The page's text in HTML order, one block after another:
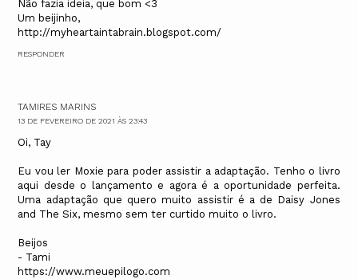
Não fazia ideia, que bom <3
Um beijinho,
http://myheartaintabrain.blogspot.com/
RESPONDER
TAMIRES MARINS
13 DE FEVEREIRO DE 2021 ÀS 23:43
Oi, Tay
Eu vou ler Moxie para poder assistir a adaptação. Tenho o livro
aqui desde o lançamento e agora é a oportunidade perfeita.
Uma adaptação que quero muito assistir é a de Daisy Jones
and The Six, mesmo sem ter curtido muito o livro.
Beijos
- Tami
https://www.meuepilogo.com